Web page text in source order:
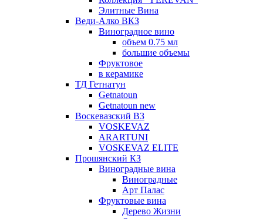
Элитные Вина
Веди-Алко ВКЗ
Виноградное вино
объем 0.75 мл
большие объемы
Фруктовое
в керамике
ТД Гетнатун
Getnatoun
Getnatoun new
Воскевазский ВЗ
VOSKEVAZ
ARARTUNI
VOSKEVAZ ELITE
Прошянский КЗ
Виноградные вина
Виноградные
Арт Палас
Фруктовые вина
Дерево Жизни